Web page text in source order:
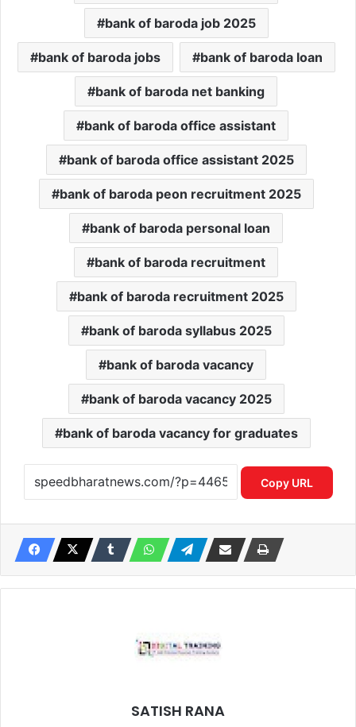
bank of baroda job 2025
bank of baroda jobs bank of baroda loan
bank of baroda net banking
bank of baroda office assistant
bank of baroda office assistant 2025
bank of baroda peon recruitment 2025
bank of baroda personal loan
bank of baroda recruitment
bank of baroda recruitment 2025
bank of baroda syllabus 2025
bank of baroda vacancy
bank of baroda vacancy 2025
bank of baroda vacancy for graduates
Copy URL
SATISH RANA